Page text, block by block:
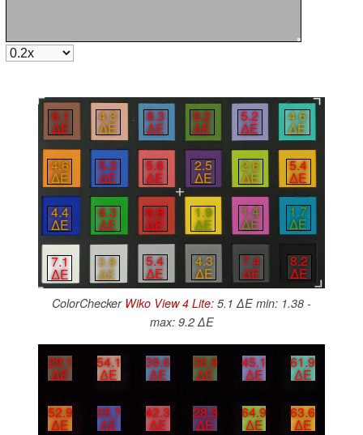
6.1
∆E
4.3
∆E
8.3
∆E
9.2
∆E
5.2
∆E
4.6
∆E
4.6
∆E
5.3
∆E
5.6
∆E
2.5
∆E
2.6
∆E
5.4
∆E
4.4
∆E
6.3
∆E
6.8
∆E
1.9
∆E
1.4
∆E
1.7
∆E
7.1
∆E
3.9
∆E
5.4
∆E
4.3
∆E
7.4
∆E
8.2
∆E
ColorChecker Wiko View 4 Lite: 5.1 ∆E min: 1.38 -
max: 9.2 ∆E
29.1
∆E
54.1
∆E
39.6
∆E
35.9
∆E
45.1
∆E
61.9
∆E
52.9
∆E
35.7
∆E
42.3
∆E
28.3
∆E
64.9
∆E
63.6
∆E